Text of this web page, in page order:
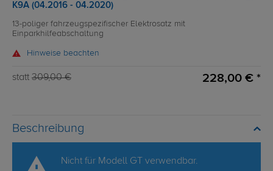
K9A (04.2016 - 04.2020)
13-poliger fahrzeugspezifischer Elektrosatz mit
Einparkhilfeabschaltung
Hinweise beachten
statt 309,00 € 228,00 € *
Beschreibung
Nicht für Modell GT verwendbar.